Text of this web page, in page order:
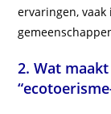
ervaringen,
2. Wat